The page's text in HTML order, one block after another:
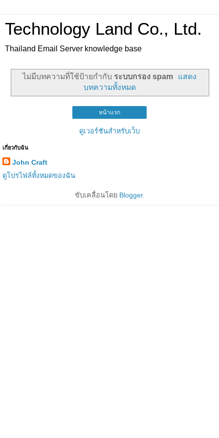
Technology Land Co., Ltd.
Thailand Email Server knowledge base
ไม่มีบทความที่ใช้ป้ายกำกับ ระบบกรอง spam
แสดง
บทความทั้งหมด
หน้าแรก
ดูเวอร์ชันสำหรับเว็บ
เกี่ยวกับฉัน
John Craft
ดูโปรไฟล์ทั้งหมดของฉัน
ขับเคลื่อนโดย Blogger.